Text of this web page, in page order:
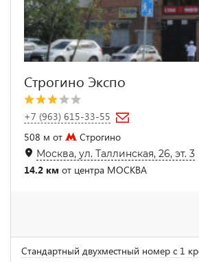
Строгино Экспо
+7 (963) 615-33-55
508 м от
Строгино
Москва, ул. Таллинская, 26, эт. 3
14.2 км от центра МОСКВА
Стандартный двухместный номер с 1